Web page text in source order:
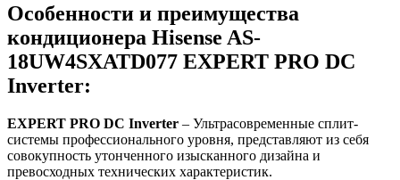
Особенности и преимущества
кондиционера Hisense AS-
18UW4SXATD077 EXPERT PRO DC
Inverter:
EXPERT PRO DC Inverter – Ультрасовременные сплит-
системы профессионального уровня, представляют из себя
совокупность утонченного изысканного дизайна и
превосходных технических характеристик.